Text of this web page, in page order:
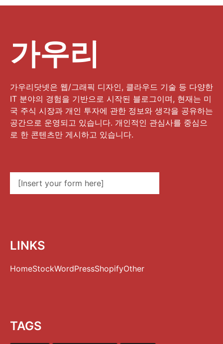
가우리
가우리닷넷은 웹/그래픽 디자인, 클라우드 기술 등 다양한
IT 분야의 경험을 기반으로 시작된 블로그이며, 현재는 미
국 주식 시장과 개인 투자에 관한 정보와 생각을 공유하는
공간으로 운영되고 있습니다. 개인적인 관심사를 중심으
로 한 콘텐츠만 게시하고 있습니다.
[Insert your form here]
LINKS
HomeStockWordPressShopifyOther
TAGS